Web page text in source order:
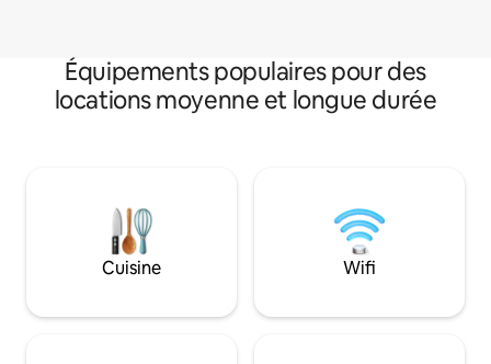
Équipements populaires pour des
locations moyenne et longue durée
Cuisine Wifi